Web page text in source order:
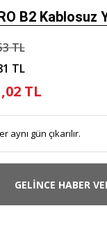
B2 Kablosuz
TL
TL
TL
gün çıkarılır.
GELİNCE HABER